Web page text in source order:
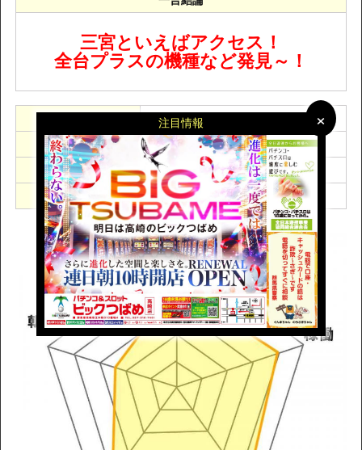
×
×
注目情報
三宮といえばアクセス！
全台プラスの機種など発見～！
アクセス三宮
調査日 7月23日(水)
調査人 ますくofちゅう
入場方法 セブンコンパス抽選